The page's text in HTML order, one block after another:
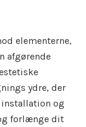
elementerne,
afgørende
ydre, der
og
forlænge dit